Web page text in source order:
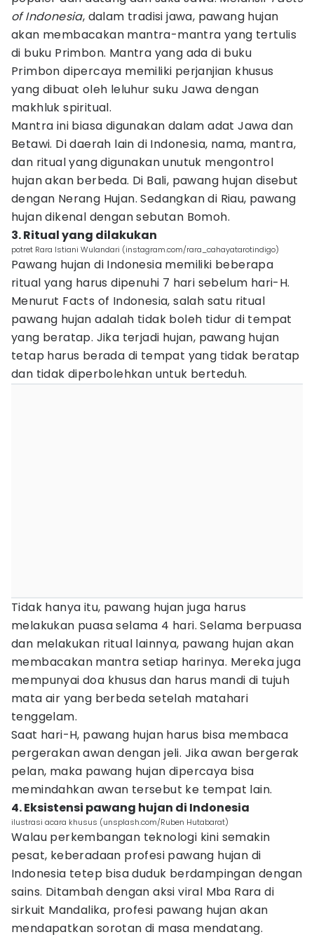
of Indonesia, dalam tradisi jawa, pawang hujan
akan membacakan mantra-mantra yang tertulis
di buku Primbon. Mantra yang ada di buku
Primbon dipercaya memiliki perjanjian khusus
yang dibuat oleh leluhur suku Jawa dengan
makhluk spiritual.
Mantra ini biasa digunakan dalam adat Jawa dan
Betawi. Di daerah lain di Indonesia, nama, mantra,
dan ritual yang digunakan unutuk mengontrol
hujan akan berbeda. Di Bali, pawang hujan disebut
dengan Nerang Hujan. Sedangkan di Riau, pawang
hujan dikenal dengan sebutan Bomoh.
3. Ritual yang dilakukan
potret Rara Istiani Wulandari (instagram.com/rara_cahayatarotindigo)
Pawang hujan di Indonesia memiliki beberapa
ritual yang harus dipenuhi 7 hari sebelum hari-H.
Menurut Facts of Indonesia, salah satu ritual
pawang hujan adalah tidak boleh tidur di tempat
yang beratap. Jika terjadi hujan, pawang hujan
tetap harus berada di tempat yang tidak beratap
dan tidak diperbolehkan untuk berteduh.
Tidak hanya itu, pawang hujan juga harus
melakukan puasa selama 4 hari. Selama berpuasa
dan melakukan ritual lainnya, pawang hujan akan
membacakan mantra setiap harinya. Mereka juga
mempunyai doa khusus dan harus mandi di tujuh
mata air yang berbeda setelah matahari
tenggelam.
Saat hari-H, pawang hujan harus bisa membaca
pergerakan awan dengan jeli. Jika awan bergerak
pelan, maka pawang hujan dipercaya bisa
memindahkan awan tersebut ke tempat lain.
4. Eksistensi pawang hujan di Indonesia
ilustrasi acara khusus (unsplash.com/Ruben Hutabarat)
Walau perkembangan teknologi kini semakin
pesat, keberadaan profesi pawang hujan di
Indonesia tetep bisa duduk berdampingan dengan
sains. Ditambah dengan aksi viral Mba Rara di
sirkuit Mandalika, profesi pawang hujan akan
mendapatkan sorotan di masa mendatang.